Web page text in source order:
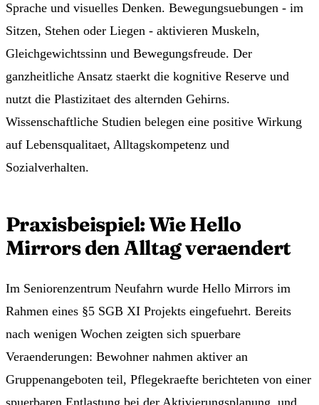
Sprache und visuelles Denken. Bewegungsuebungen - im
Sitzen, Stehen oder Liegen - aktivieren Muskeln,
Gleichgewichtssinn und Bewegungsfreude. Der
ganzheitliche Ansatz staerkt die kognitive Reserve und
nutzt die Plastizitaet des alternden Gehirns.
Wissenschaftliche Studien belegen eine positive Wirkung
auf Lebensqualitaet, Alltagskompetenz und
Sozialverhalten.
Praxisbeispiel: Wie Hello
Mirrors den Alltag veraendert
Im Seniorenzentrum Neufahrn wurde Hello Mirrors im
Rahmen eines §5 SGB XI Projekts eingefuehrt. Bereits
nach wenigen Wochen zeigten sich spuerbare
Veraenderungen: Bewohner nahmen aktiver an
Gruppenangeboten teil, Pflegekraefte berichteten von einer